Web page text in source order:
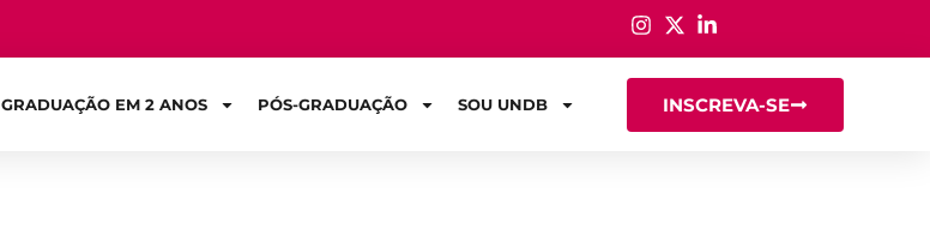
GRADUAÇÃO EM 2 ANOS PÓS-GRADUAÇÃO SOU UNDB INSCREVA-SE